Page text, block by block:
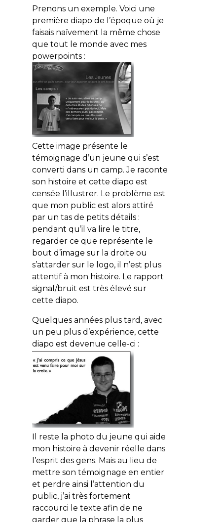
Prenons un exemple. Voici une
première diapo de l’époque où je
faisais naïvement la même chose
que tout le monde avec mes
powerpoints :
Cette image présente le
témoignage d’un jeune qui s’est
converti dans un camp. Je raconte
son histoire et cette diapo est
censée l’illustrer. Le problème est
que mon public est alors attiré
par un tas de petits détails :
pendant qu’il va lire le titre,
regarder ce que représente le
bout d’image sur la droite ou
s’attarder sur le logo, il n’est plus
attentif à mon histoire. Le rapport
signal/bruit est très élevé sur
cette diapo.
Quelques années plus tard, avec
un peu plus d’expérience, cette
diapo est devenue celle-ci :
Il reste la photo du jeune qui aide
mon histoire à devenir réelle dans
l’esprit des gens. Mais au lieu de
mettre son témoignage en entier
et perdre ainsi l’attention du
public, j’ai très fortement
raccourci le texte afin de ne
garder que la phrase la plus